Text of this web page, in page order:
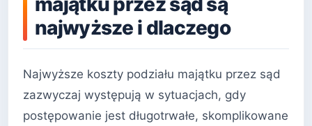
najwyższe i dlaczego
Najwyższe koszty podziału majątku przez sąd
zazwyczaj występują w sytuacjach, gdy
postępowanie jest długotrwałe, skomplikowane